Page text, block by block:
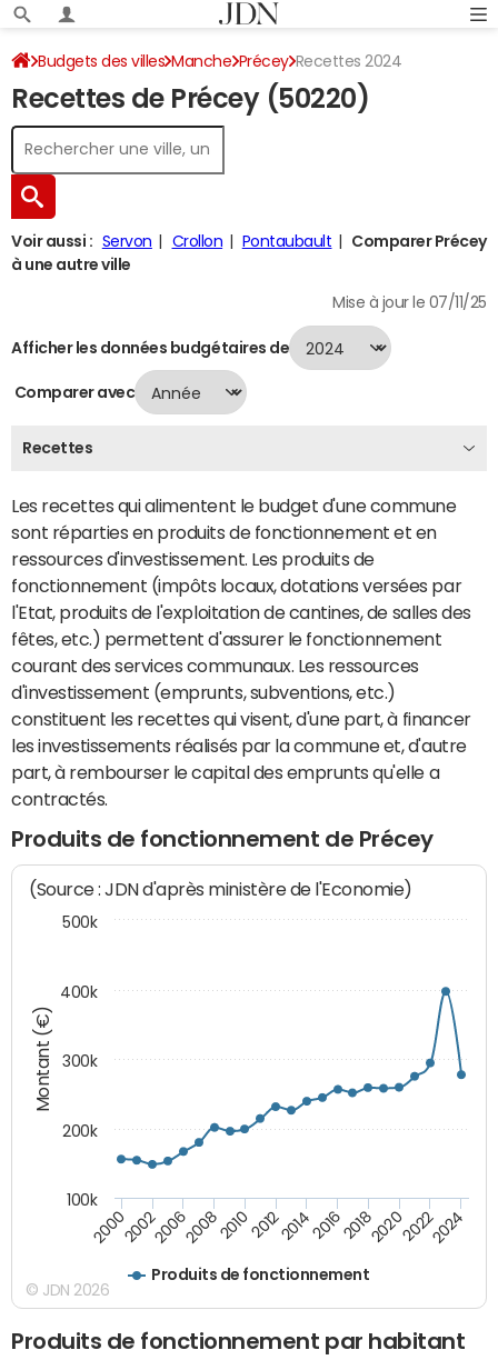
Budgets des villes Manche Précey Recettes 2024
Recettes de Précey (50220)
Voir aussi : Servon Crollon Pontaubault
Comparer Précey
à une autre ville
Mise à jour le 07/11/25
Afficher les données budgétaires de
Comparer avec
Recettes
Les recettes qui alimentent le budget d'une commune
sont réparties en produits de fonctionnement et en
ressources d'investissement. Les produits de
fonctionnement (impôts locaux, dotations versées par
l'Etat, produits de l'exploitation de cantines, de salles des
fêtes, etc.) permettent d'assurer le fonctionnement
courant des services communaux. Les ressources
d'investissement (emprunts, subventions, etc.)
constituent les recettes qui visent, d'une part, à financer
les investissements réalisés par la commune et, d'autre
part, à rembourser le capital des emprunts qu'elle a
contractés.
Produits de fonctionnement de Précey
Montant (€)
(Source : JDN d'après ministère de l'Economie)
Produits de fonctionnement
200020022006200820102012201420162018202020222024
100k
200k
300k
400k
500k
© JDN 2026
Produits de fonctionnement par habitant